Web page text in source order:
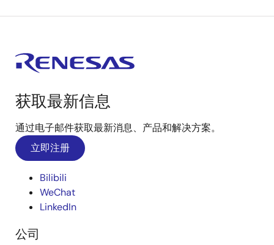
获取最新信息
通过电子邮件获取最新消息、产品和解决方案。
立即注册
Bilibili
WeChat
LinkedIn
公司